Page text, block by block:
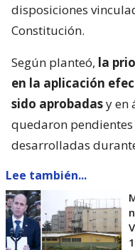
disposiciones
Constitución.
Según planteó, la
en la aplicación
sido aprobadasy en
quedaron
desarrolladas
Lee también...